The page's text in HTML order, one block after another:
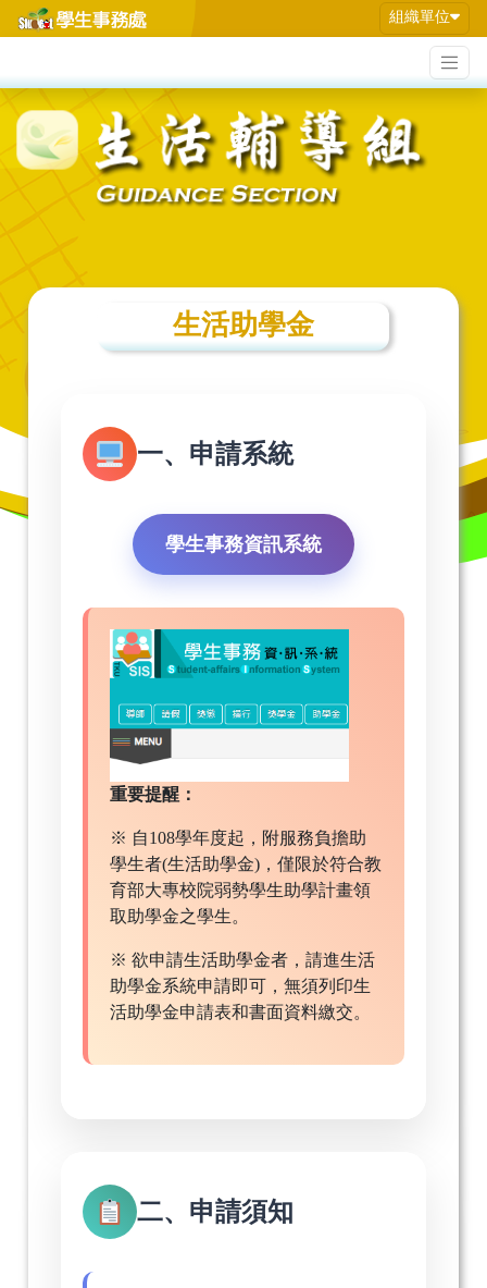
組織單位
生活助學金
一、申請系統
學生事務資訊系統
重要提醒：
※ 自108學年度起，附服務負擔助
學生者(生活助學金)，僅限於符合教
育部大專校院弱勢學生助學計畫領
取助學金之學生。
※ 欲申請生活助學金者，請進生活
助學金系統申請即可，無須列印生
活助學金申請表和書面資料繳交。
二、申請須知